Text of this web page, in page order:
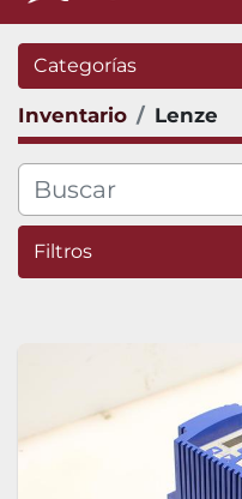
Categorías
Inventario Lenze
Filtros